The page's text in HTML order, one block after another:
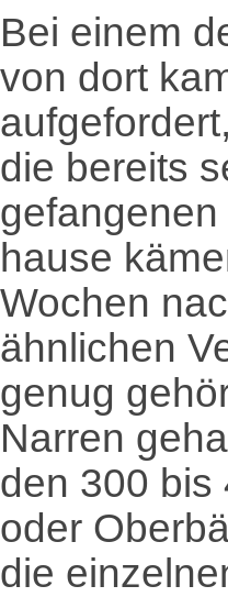
Bei einem
von dort
die bereits
hause
Wochen
ähnlichen
genug
Narren
den 300 bis
oder
die